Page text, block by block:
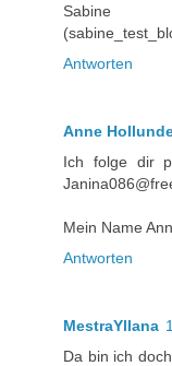
Sabine
Antworten
Anne
Ich folge dir
Mein Name
Antworten
MestraYllana
Da bin ich